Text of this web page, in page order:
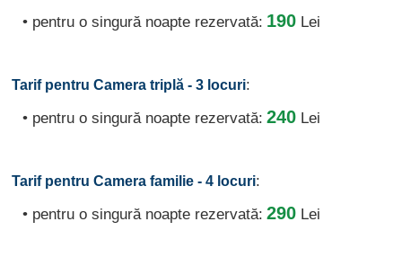
• pentru o singură noapte rezervată: 190 Lei
Tarif pentru Camera triplă - 3 locuri:
• pentru o singură noapte rezervată: 240 Lei
Tarif pentru Camera familie - 4 locuri:
• pentru o singură noapte rezervată: 290 Lei